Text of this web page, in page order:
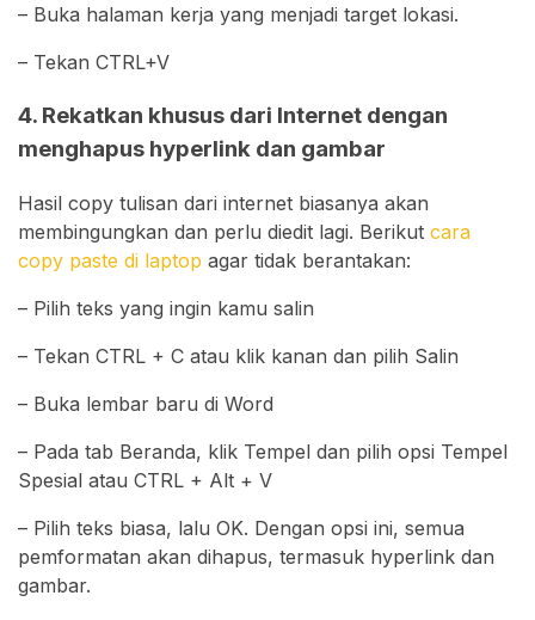
– Buka halaman kerja yang menjadi target lokasi.
– Tekan CTRL+V
4. Rekatkan khusus dari Internet dengan
menghapus hyperlink dan gambar
Hasil copy tulisan dari internet biasanya akan
membingungkan dan perlu diedit lagi. Berikut cara
copy paste di laptop agar tidak berantakan:
– Pilih teks yang ingin kamu salin
– Tekan CTRL + C atau klik kanan dan pilih Salin
– Buka lembar baru di Word
– Pada tab Beranda, klik Tempel dan pilih opsi Tempel
Spesial atau CTRL + Alt + V
– Pilih teks biasa, lalu OK. Dengan opsi ini, semua
pemformatan akan dihapus, termasuk hyperlink dan
gambar.